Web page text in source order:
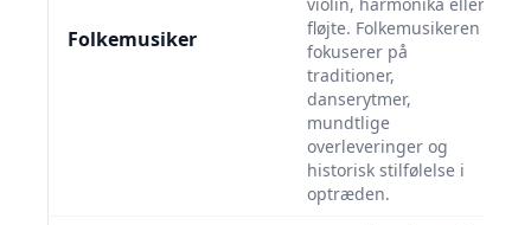
Folkemusiker
fløjte. Folkemusikeren
fokuserer på
traditioner,
danserytmer,
mundtlige
overleveringer og
historisk stilfølelse i
optræden.